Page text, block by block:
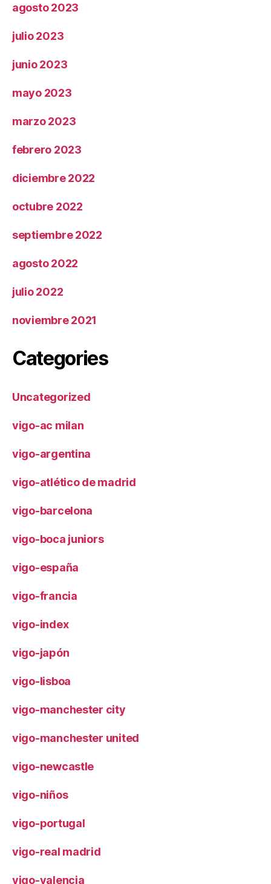
agosto 2023
julio 2023
junio 2023
mayo 2023
marzo 2023
febrero 2023
diciembre 2022
octubre 2022
septiembre 2022
agosto 2022
julio 2022
noviembre 2021
Categories
Uncategorized
vigo-ac milan
vigo-argentina
vigo-atlético de madrid
vigo-barcelona
vigo-boca juniors
vigo-españa
vigo-francia
vigo-index
vigo-japón
vigo-lisboa
vigo-manchester city
vigo-manchester united
vigo-newcastle
vigo-niños
vigo-portugal
vigo-real madrid
vigo-valencia